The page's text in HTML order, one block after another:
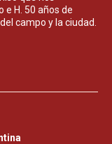
e H. 50 años de
campo y la ciudad.